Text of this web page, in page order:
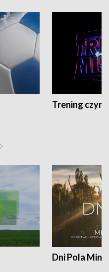
Trening czyni
Dni Pola